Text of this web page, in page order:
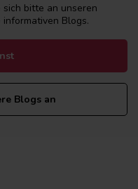
sich bitte an unseren
Blogs.
Blogs an